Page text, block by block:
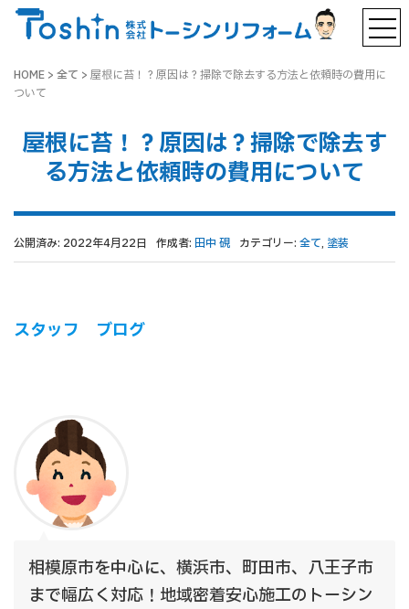
HOME > 全て > 屋根に苔！？原因は？掃除で除去する方法と依頼時の費用に
ついて
屋根に苔！？原因は？掃除で除去す
る方法と依頼時の費用について
公開済み: 2022年4月22日 作成者: 田中 硯 カテゴリー: 全て, 塗装
スタッフ ブログ
相模原市を中心に、横浜市、町田市、八王子市
まで幅広く対応！地域密着安心施工のトーシン